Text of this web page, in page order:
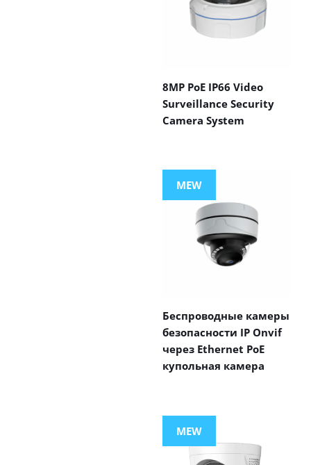
8MP PoE IP66 Video
Surveillance Security
Camera System
MEW
Беспроводные камеры
безопасности IP Onvif
через Ethernet PoE
купольная камера
MEW